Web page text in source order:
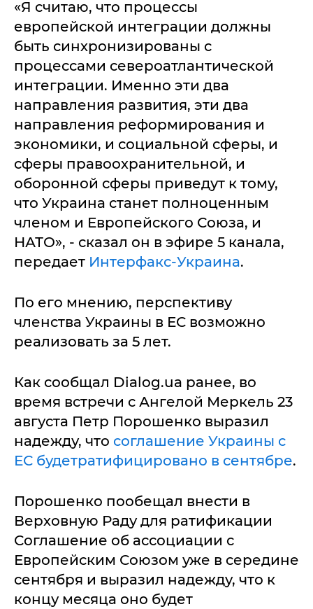
«Я считаю, что процессы
европейской интеграции должны
быть синхронизированы с
процессами североатлантической
интеграции. Именно эти два
направления развития, эти два
направления реформирования и
экономики, и социальной сферы, и
сферы правоохранительной, и
оборонной сферы приведут к тому,
что Украина станет полноценным
членом и Европейского Союза, и
НАТО», - сказал он в эфире 5 канала,
передает Интерфакс-Украина.
По его мнению, перспективу
членства Украины в ЕС возможно
реализовать за 5 лет.
Как сообщал Dialog.ua ранее, во
время встречи с Ангелой Меркель 23
августа Петр Порошенко выразил
надежду, что соглашение Украины с
ЕС будетратифицировано в сентябре.
Порошенко пообещал внести в
Верховную Раду для ратификации
Соглашение об ассоциации с
Европейским Союзом уже в середине
сентября и выразил надежду, что к
концу месяца оно будет